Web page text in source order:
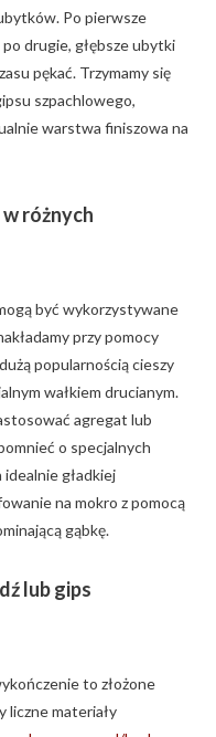
Po pierwsze
drugie, głębsze ubytki
pękać. Trzymamy się
szpachlowego,
warstwa finiszowa na
różnych
być wykorzystywane
przy pomocy
popularnością cieszy
wałkiem drucianym.
agregat lub
o specjalnych
idealnie gładkiej
na mokro z pomocą
gąbkę.
lub gips
to złożone
liczne materiały